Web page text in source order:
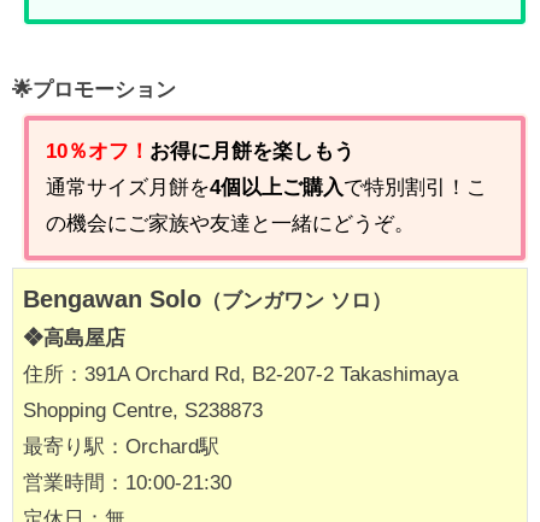
🌟プロモーション
10％オフ！ お得に月餅を楽しもう
通常サイズ月餅を4個以上ご購入で特別割引！こ
の機会にご家族や友達と一緒にどうぞ。
Bengawan Solo（ブンガワン ソロ）
❖高島屋店
住所：391A Orchard Rd, B2-207-2 Takashimaya
Shopping Centre, S238873
最寄り駅：Orchard駅
営業時間：10:00-21:30